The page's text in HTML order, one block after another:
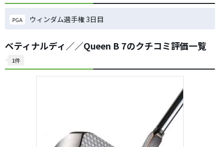
PGA ウィンダム選手権 3日目
ベティナルディ／／Queen B 7のクチコミ評価一覧
1件